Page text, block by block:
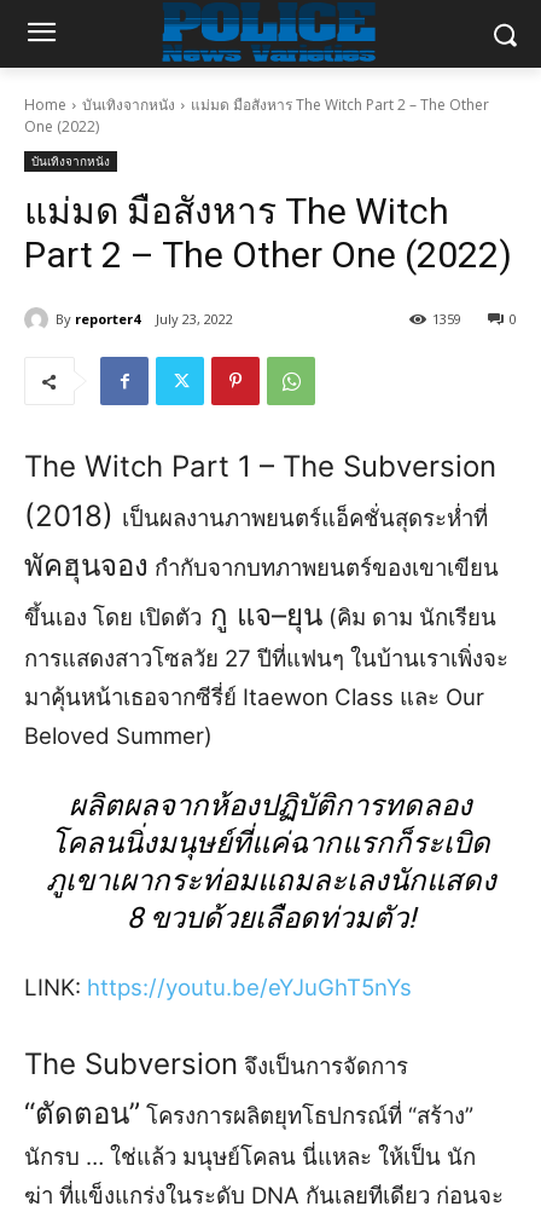
Home บันเทิงจากหนัง
แม่มด มือสังหาร The Witch Part 2 – The Other
One (2022)
บันเทิงจากหนัง
แม่มด มือสังหาร The Witch
Part 2 – The Other One (2022)
By reporter4 July 23, 2022 0
1359
The Witch Part 1 – The Subversion
(2018) เป็นผลงานภาพยนตร์แอ็คชั่นสุดระห่ำที่
พัคฮุนจอง กำกับจากบทภาพยนตร์ของเขาเขียน
ขึ้นเอง โดย เปิดตัว กู แจ–ยุน (คิม ดาม นักเรียน
การแสดงสาวโซลวัย 27 ปีที่แฟนๆ ในบ้านเราเพิ่งจะ
มาคุ้นหน้าเธอจากซีรี่ย์ Itaewon Class และ Our
Beloved Summer)
ผลิตผลจากห้องปฏิบัติการทดลอง
โคลนนิ่งมนุษย์ที่แค่ฉากแรกก็ระเบิด
ภูเขาเผากระท่อมแถมละเลงนักแสดง
8 ขวบด้วยเลือดท่วมตัว!
LINK: https://youtu.be/eYJuGhT5nYs
The Subversion จึงเป็นการจัดการ
“ตัดตอน” โครงการผลิตยุทโธปกรณ์ที่ “สร้าง”
นักรบ … ใช่แล้ว มนุษย์โคลน นี่แหละ ให้เป็น นัก
ฆ่า ที่แข็งแกร่งในระดับ DNA กันเลยทีเดียว ก่อนจะ